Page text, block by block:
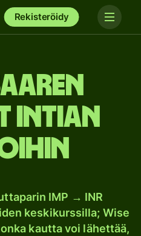
Rekisteröidy
Intian
IMP → INR
keskikurssilla; Wise
kautta voi lähettää,